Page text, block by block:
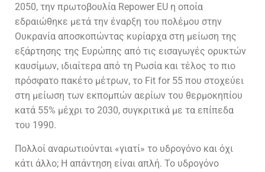
2050, την πρωτοβουλία Repower EU η οποία
εδραιώθηκε μετά την έναρξη του πολέμου στην
Ουκρανία αποσκοπώντας κυρίαρχα στη μείωση της
εξάρτησης της Ευρώπης από τις εισαγωγές ορυκτών
καυσίμων, ιδιαίτερα από τη Ρωσία και τέλος το πιο
πρόσφατο πακέτο μέτρων, το Fit for 55 που στοχεύει
στη μείωση των εκπομπών αερίων του θερμοκηπίου
κατά 55% μέχρι το 2030, συγκριτικά με τα επίπεδα
του 1990.
Πολλοί αναρωτιούνται «γιατί» το υδρογόνο και όχι
κάτι άλλο; Η απάντηση είναι απλή. Το υδρογόνο